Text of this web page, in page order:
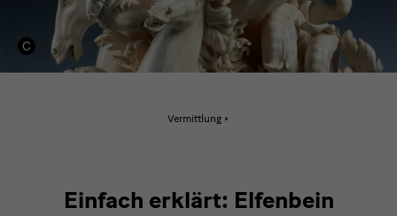
Vermittlung
Einfach erklärt: Elfenbein